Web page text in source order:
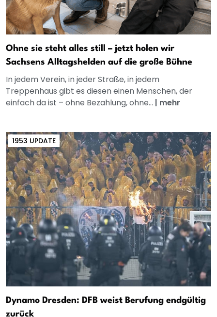
Ohne sie steht alles still – jetzt holen wir
Sachsens Alltagshelden auf die große Bühne
In jedem Verein, in jeder Straße, in jedem
Treppenhaus gibt es diesen einen Menschen, der
einfach da ist – ohne Bezahlung, ohne... | mehr
1953 UPDATE
Dynamo Dresden: DFB weist Berufung endgültig
zurück